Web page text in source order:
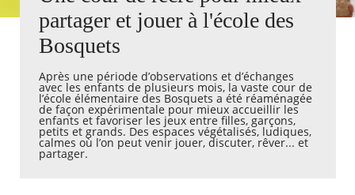
Agenda
Actualités
Kiosque
Espace de services en ligne
Facebook
X Instagram
Youtube
Linkedin
partager et jouer à l'école des
Bosquets
Après une période d’observations et d’échanges
avec les enfants de plusieurs mois, la vaste cour de
l’école élémentaire des Bosquets a été réaménagée
de façon expérimentale pour mieux accueillir les
enfants et favoriser les jeux entre filles, garçons,
petits et grands. Des espaces végétalisés, ludiques,
calmes où l’on peut venir jouer, discuter, rêver... et
partager.​